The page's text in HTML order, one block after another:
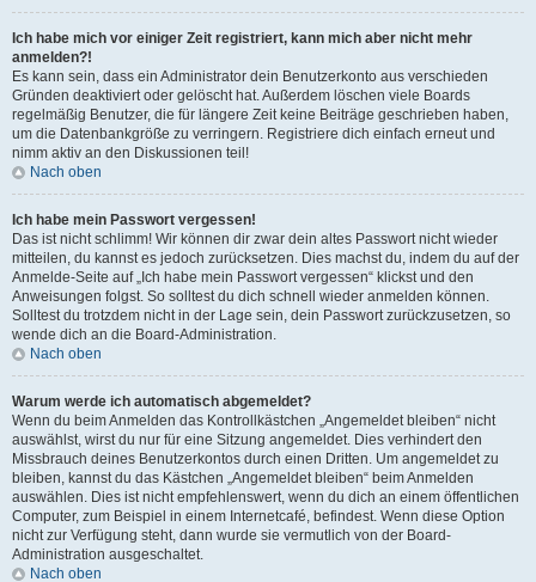
Ich habe mich vor einiger Zeit registriert, kann mich aber nicht mehr
anmelden?!
Es kann sein, dass ein Administrator dein Benutzerkonto aus verschieden
Gründen deaktiviert oder gelöscht hat. Außerdem löschen viele Boards
regelmäßig Benutzer, die für längere Zeit keine Beiträge geschrieben haben,
um die Datenbankgröße zu verringern. Registriere dich einfach erneut und
nimm aktiv an den Diskussionen teil!
Nach oben
Ich habe mein Passwort vergessen!
Das ist nicht schlimm! Wir können dir zwar dein altes Passwort nicht wieder
mitteilen, du kannst es jedoch zurücksetzen. Dies machst du, indem du auf der
Anmelde-Seite auf „Ich habe mein Passwort vergessen“ klickst und den
Anweisungen folgst. So solltest du dich schnell wieder anmelden können.
Solltest du trotzdem nicht in der Lage sein, dein Passwort zurückzusetzen, so
wende dich an die Board-Administration.
Nach oben
Warum werde ich automatisch abgemeldet?
Wenn du beim Anmelden das Kontrollkästchen „Angemeldet bleiben“ nicht
auswählst, wirst du nur für eine Sitzung angemeldet. Dies verhindert den
Missbrauch deines Benutzerkontos durch einen Dritten. Um angemeldet zu
bleiben, kannst du das Kästchen „Angemeldet bleiben“ beim Anmelden
auswählen. Dies ist nicht empfehlenswert, wenn du dich an einem öffentlichen
Computer, zum Beispiel in einem Internetcafé, befindest. Wenn diese Option
nicht zur Verfügung steht, dann wurde sie vermutlich von der Board-
Administration ausgeschaltet.
Nach oben